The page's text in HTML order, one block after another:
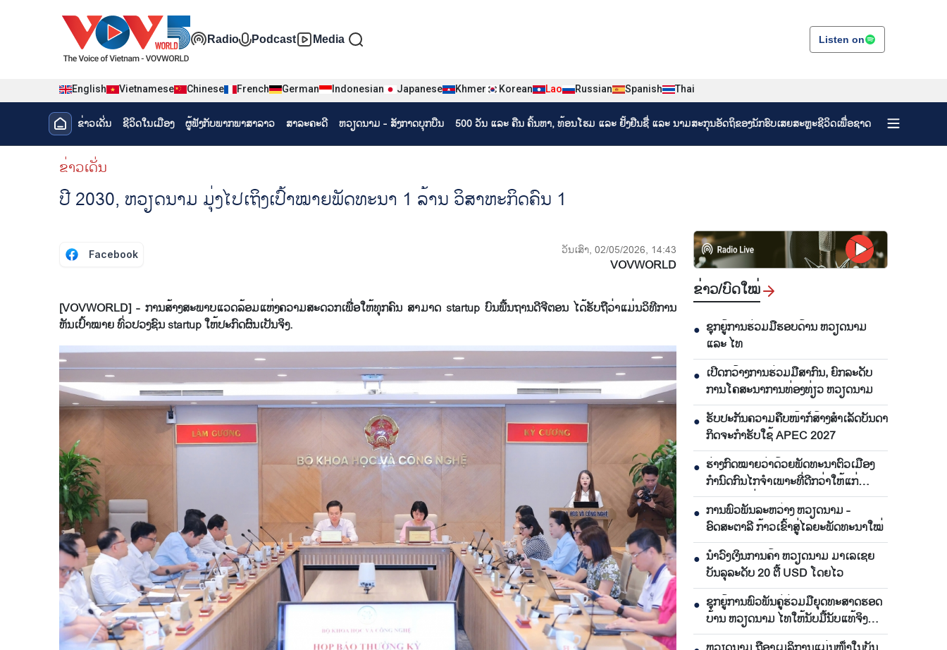
Đa phương tiện tiếng Lào
Radio Podcast Media Listen on
English Vietnamese Chinese French German Indonesian Japanese Khmer Korean Lao Russian Spanish Thai
Menu trang chủ tiếng Lào
ຂ່າວເດັ່ນ ຊີ​ວິດ​ໃນ​ເມືອງ ຜູ້​ຟັງ​ກັບ​ພາກ​ພາ​ສາ​ລາວ ສາລະຄະດີ ຫວຽດ​ນາມ - ສັງ​ກາດ​ບຸກ​ບືນ 500 ວັນ ແລະ ຄືນ ຄົ້ນຫາ, ທ້ອນໂຮມ ແລະ ຢັ້ງຢືນຊື່ ແລະ ນາມສະກຸນອັດຖິຂອງນັກຮົບເສຍສະຫຼະຊີວິດເພື່ອຊາດ
menu phụ tiếng Lào
ຂ່າວເດັ່ນ
ປີ 2030, ຫວຽດ​ນາມ ມຸ່ງ​ໄປ​ເຖິງ​ເປົ້າ​ໝາຍ​ພັດ​ທະ​ນາ 1 ລ້ານ ວິ​ສາ​ຫະ​ກິດ​ຄົນ 1
Facebook ວັນເສົາ, 02/05/2026, 14:43
VOVWORLD
[VOVWORLD] - ການ​ສ້າງ​ສະ​ພາບ​ແວດ​ລ້ອມ​ແຫ່ງ​ຄວາມ​ສະ​ດວກ​ເພື່ອ​ໃຫ້​ທຸກ​ຄົນ​ ສາ​ມາດ​ startup ບົນ​ພື້ນ​ຖານ​ດີ​ຈີ​ຕອນ ໄດ້​ຮັບ​ຖື​ວ່າ​ແມ່ນ​ວິ​ທີ​ການ​
ຫັນ​ເປົ້າ​ໝາຍ ທົ່ວ​ປວງ​ຊົນ startup ໃຫ້​ປະ​ກົດ​ຜົນ​ເປັນ​ຈິງ.
ຂ່າວ/ບົດ​ໃໝ່
● ຊຸກຍູ້ການຮ່ວມມືຮອບດ້ານ ຫວຽດນາມ
ແລະ ໄທ
● ເປີດກວ້າງການຮ່ວມມືສາກົນ, ຍົກລະດັບ
ການໂຄສະນາການທ່ອງທ່ຽວ ຫວຽດນາມ
● ຮັບປະກັນຄວາມຄືບໜ້າກໍ່ສ້າງສຳເລັດບັນດາ
ກິດຈະກຳຮັບໃຊ້ APEC 2027
● ຮ່າງກົດໝາຍວ່າດ້ວຍພັດທະນາຕົວເມືອງ
ກຳນົດກົນໄກຈຳເພາະທີ່ດີກວ່າໃຫ້ແກ່
ນະຄອນ ໂຮ່ຈີມິນ
● ການພົວພັນລະຫວ່າງ ຫວຽດນາມ -
ອົດສະຕາລີ ກ້າວເຂົ້າສູ່ໄລຍະພັດທະນາໃໝ່
● ນຳ​ວົງ​ເງິນ​ການ​ຄ້າ ຫວຽດ​ນາມ ມາ​ເລ​ເຊຍ​
ບັນ​ລຸ​ລະ​ດັບ 20 ຕື້ USD ໂດຍ​ໄວ
● ຊຸກ​ຍູ້​ການ​ພົວ​ພັນ​ຄູ່​ຮ່ວມ​ມື​ຍຸດ​ທະ​ສາດ​ຮອດ​
ບ້ານ ຫວຽດ​ນາມ ໄທ​ໃຫ້​ນັບ​ມື້​ນັບ​ແທ້​ຈິງ
ແລະ ມີ​ປະ​ສິດ​ທິ​ຜົນ